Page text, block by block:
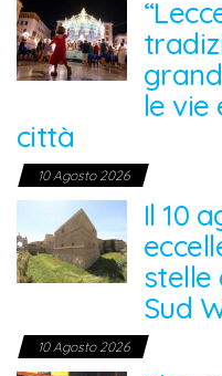
le vie
città
10 Agosto 2026
Il 10
stelle
Sud
10 Agosto 2026